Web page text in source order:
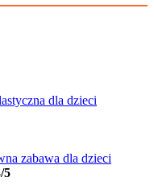
dla dzieci
zabawa dla dzieci
5